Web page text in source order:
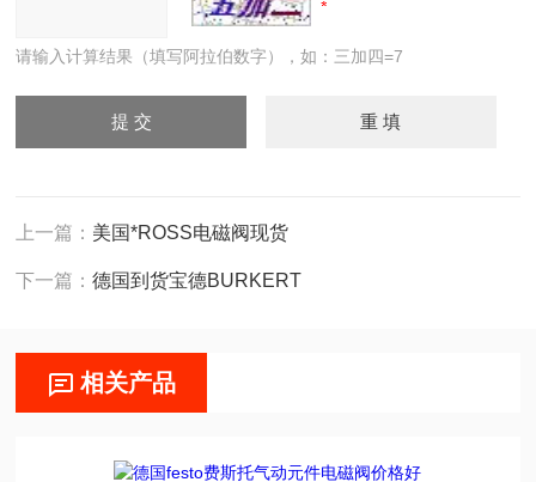
请输入计算结果（填写阿拉伯数字），如：三加四=7
上一篇： 美国*ROSS电磁阀现货
下一篇：德国到货宝德BURKERT
相关产品